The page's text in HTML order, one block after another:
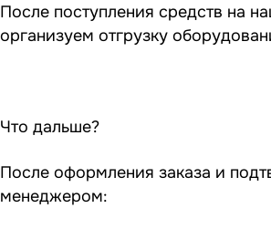
После поступления средств на
организуем отгрузку
Что дальше?
После оформления заказа и
менеджером: